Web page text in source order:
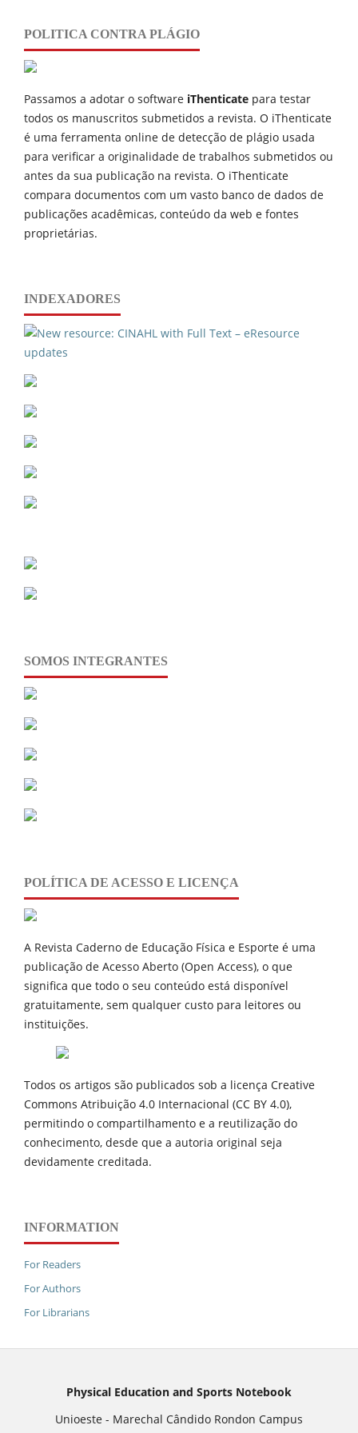
POLITICA CONTRA PLÁGIO
Passamos a adotar o software iThenticate para testar
todos os manuscritos submetidos a revista. O iThenticate
é uma ferramenta online de detecção de plágio usada
para verificar a originalidade de trabalhos submetidos ou
antes da sua publicação na revista. O iThenticate
compara documentos com um vasto banco de dados de
publicações acadêmicas, conteúdo da web e fontes
proprietárias.
INDEXADORES
SOMOS INTEGRANTES
POLÍTICA DE ACESSO E LICENÇA
A Revista Caderno de Educação Física e Esporte é uma
publicação de Acesso Aberto (Open Access), o que
significa que todo o seu conteúdo está disponível
gratuitamente, sem qualquer custo para leitores ou
instituições.
Todos os artigos são publicados sob a licença Creative
Commons Atribuição 4.0 Internacional (CC BY 4.0),
permitindo o compartilhamento e a reutilização do
conhecimento, desde que a autoria original seja
devidamente creditada.
INFORMATION
For Readers
For Authors
For Librarians
Physical Education and Sports Notebook
Unioeste - Marechal Cândido Rondon Campus